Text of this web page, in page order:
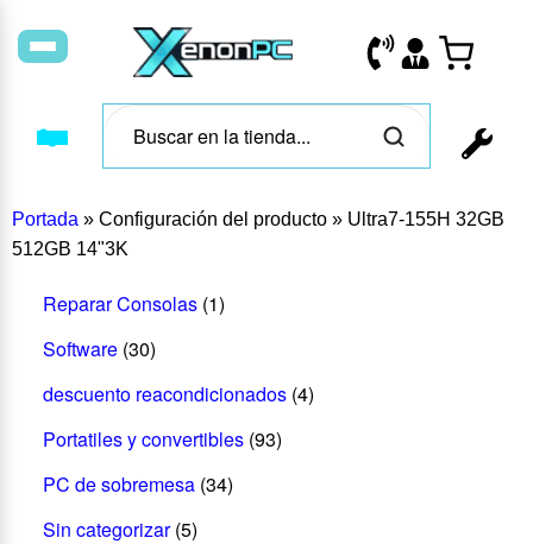
Portada » Configuración del producto » Ultra7-155H 32GB
512GB 14"3K
Reparar Consolas (1)
Software (30)
descuento reacondicionados (4)
Portatiles y convertibles (93)
PC de sobremesa (34)
Sin categorizar (5)